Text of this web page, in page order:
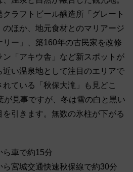
ラフトビール醸造所「グレート
ほか、地元⾷材とのマリアージ
リー」、築160年の古⺠家を改修
ン「アキウ舎」など新スポットが
い温泉地として注目のエリアで
ている「秋保⼤滝」も⾒どこ
が見事ですが、冬は雪の白と黒い
引きます。無数の氷柱が下がる
ら車で約15分
宮城交通快速秋保線で約30分